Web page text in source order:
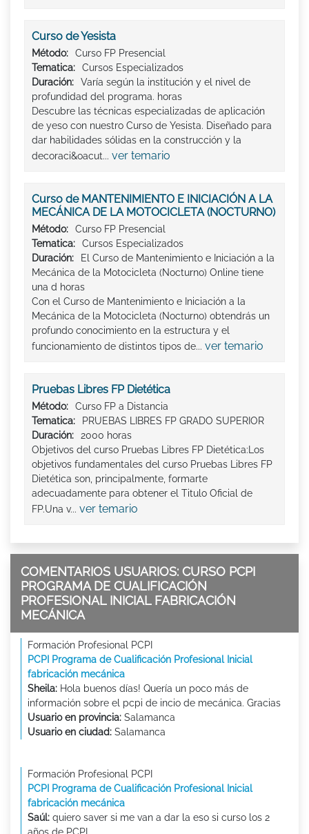
Curso de Yesista
Método:
Curso FP Presencial
Tematica:
Cursos Especializados
Duración:
Varía según la institución y el nivel de
profundidad del programa. horas
Descubre las técnicas especializadas de aplicación
de yeso con nuestro Curso de Yesista. Diseñado para
dar habilidades sólidas en la construcción y la
decoraci&oacut... ver temario
Curso de MANTENIMIENTO E INICIACIÓN A LA
MECÁNICA DE LA MOTOCICLETA (NOCTURNO)
Método:
Curso FP Presencial
Tematica:
Cursos Especializados
Duración:
El Curso de Mantenimiento e Iniciación a la
Mecánica de la Motocicleta (Nocturno) Online tiene
una d horas
Con el Curso de Mantenimiento e Iniciación a la
Mecánica de la Motocicleta (Nocturno) obtendrás un
profundo conocimiento en la estructura y el
funcionamiento de distintos tipos de... ver temario
Pruebas Libres FP Dietética
Método:
Curso FP a Distancia
Tematica:
PRUEBAS LIBRES FP GRADO SUPERIOR
Duración:
2000 horas
Objetivos del curso Pruebas Libres FP Dietética:Los
objetivos fundamentales del curso Pruebas Libres FP
Dietética son, principalmente, formarte
adecuadamente para obtener el Titulo Oficial de
FP.Una v... ver temario
COMENTARIOS USUARIOS: CURSO PCPI
PROGRAMA DE CUALIFICACIÓN
PROFESIONAL INICIAL FABRICACIÓN
MECÁNICA
Formación Profesional PCPI
PCPI Programa de Cualificación Profesional Inicial
fabricación mecánica
Sheila: Hola buenos días! Quería un poco más de
información sobre el pcpi de incio de mecánica. Gracias
Usuario en provincia: Salamanca
Usuario en ciudad: Salamanca
Formación Profesional PCPI
PCPI Programa de Cualificación Profesional Inicial
fabricación mecánica
Saúl: quiero saver si me van a dar la eso si curso los 2
años de PCPI